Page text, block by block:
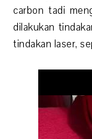
carbon tadi
dilakukan
tindakan laser,